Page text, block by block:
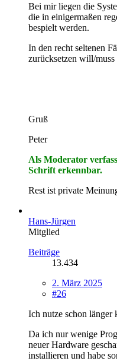
Bei mir liegen die
die in einigermaßen
bespielt werden.
In den recht seltenen
zurücksetzen will/
Gruß
Peter
Als Moderator
Schrift erkennbar.
Rest ist private
Hans-Jürgen
Mitglied
Beiträge
13.434
2. März 2025
#26
Ich nutze schon länger
Da ich nur wenige
neuer Hardware
installieren und habe